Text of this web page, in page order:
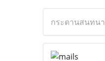
กระดานสนทนา